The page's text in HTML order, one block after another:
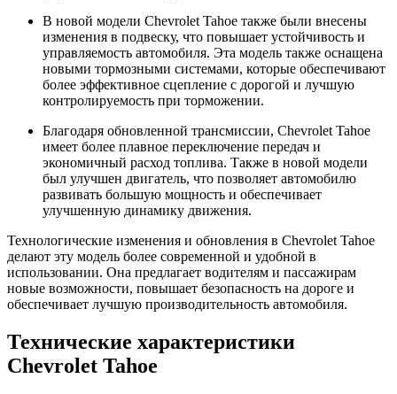
В новой модели Chevrolet Tahoe также были внесены
изменения в подвеску, что повышает устойчивость и
управляемость автомобиля. Эта модель также оснащена
новыми тормозными системами, которые обеспечивают
более эффективное сцепление с дорогой и лучшую
контролируемость при торможении.
Благодаря обновленной трансмиссии, Chevrolet Tahoe
имеет более плавное переключение передач и
экономичный расход топлива. Также в новой модели
был улучшен двигатель, что позволяет автомобилю
развивать большую мощность и обеспечивает
улучшенную динамику движения.
Технологические изменения и обновления в Chevrolet Tahoe
делают эту модель более современной и удобной в
использовании. Она предлагает водителям и пассажирам
новые возможности, повышает безопасность на дороге и
обеспечивает лучшую производительность автомобиля.
Технические характеристики
Chevrolet Tahoe